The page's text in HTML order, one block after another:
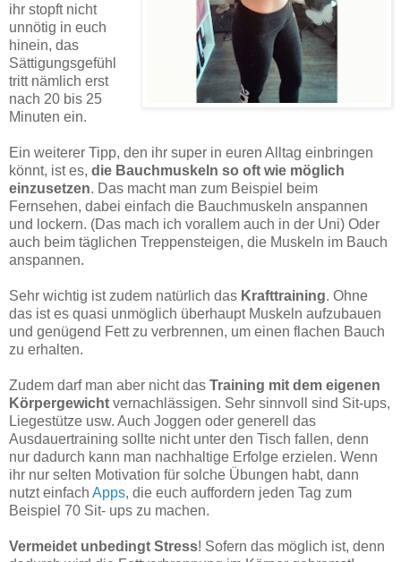
ihr stopft nicht
unnötig in euch
hinein, das
Sättigungsgefühl
tritt nämlich erst
nach 20 bis 25
Minuten ein.
Ein weiterer Tipp, den ihr super in euren Alltag einbringen
könnt, ist es, die Bauchmuskeln so oft wie möglich
einzusetzen. Das macht man zum Beispiel beim
Fernsehen, dabei einfach die Bauchmuskeln anspannen
und lockern. (Das mach ich vorallem auch in der Uni) Oder
auch beim täglichen Treppensteigen, die Muskeln im Bauch
anspannen.
Sehr wichtig ist zudem natürlich das Krafttraining. Ohne
das ist es quasi unmöglich überhaupt Muskeln aufzubauen
und genügend Fett zu verbrennen, um einen flachen Bauch
zu erhalten.
Zudem darf man aber nicht das Training mit dem eigenen
Körpergewicht vernachlässigen. Sehr sinnvoll sind Sit-ups,
Liegestütze usw. Auch Joggen oder generell das
Ausdauertraining sollte nicht unter den Tisch fallen, denn
nur dadurch kann man nachhaltige Erfolge erzielen. Wenn
ihr nur selten Motivation für solche Übungen habt, dann
nutzt einfach Apps, die euch auffordern jeden Tag zum
Beispiel 70 Sit- ups zu machen.
Vermeidet unbedingt Stress! Sofern das möglich ist, denn